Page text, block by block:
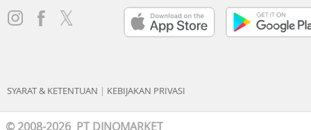
SYARAT & KETENTUAN | KEBIJAKAN PRIVASI
© 2008-2026 PT DINOMARKET